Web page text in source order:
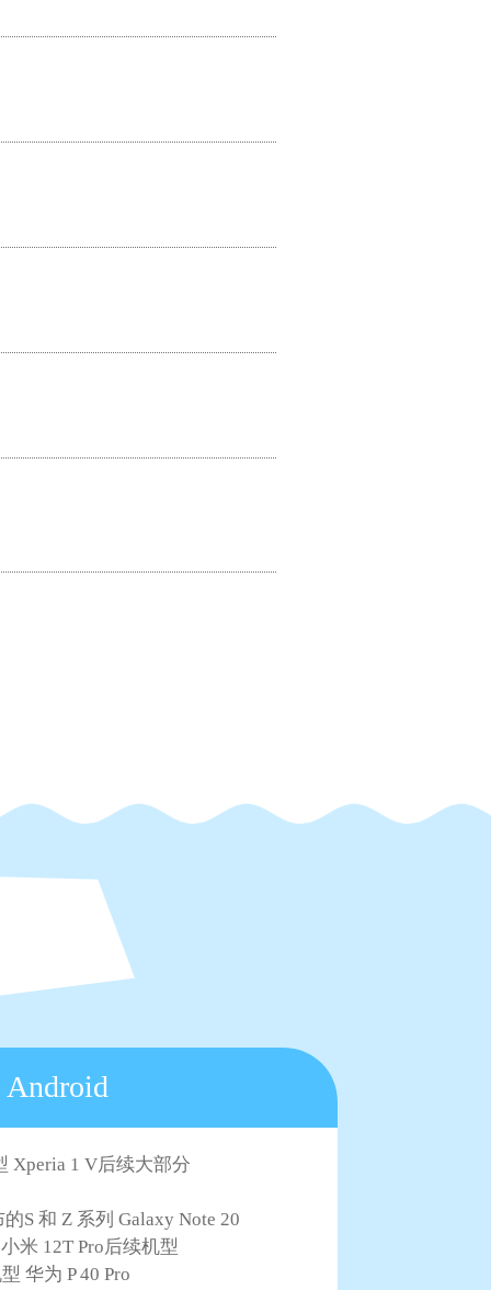
Android
Xperia 1 V后续大部分
S 和 Z 系列 Galaxy Note 20
米 12T Pro后续机型
华为 P 40 Pro